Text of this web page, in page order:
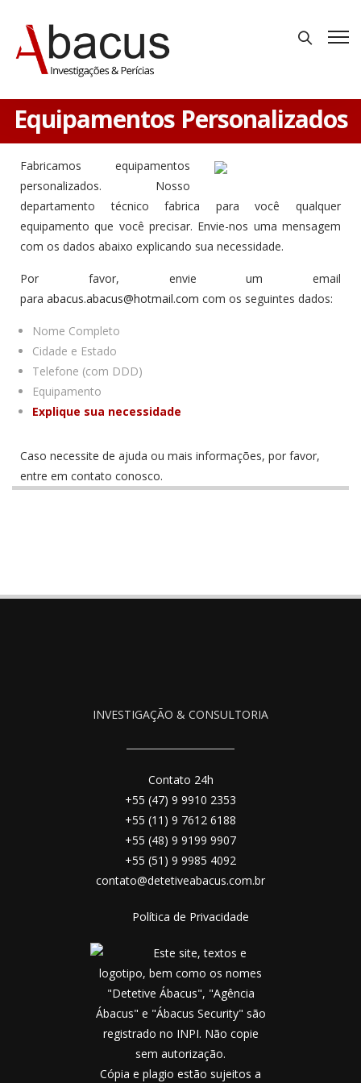
Equipamentos Personalizados
Fabricamos equipamentos
personalizados. Nosso
departamento técnico fabrica para você qualquer
equipamento que você precisar. Envie-nos uma mensagem
com os dados abaixo explicando sua necessidade.
Por favor, envie um email
para abacus.abacus@hotmail.com com os seguintes dados:
Nome Completo
Cidade e Estado
Telefone (com DDD)
Equipamento
Explique sua necessidade
Caso necessite de ajuda ou mais informações, por favor,
entre em contato conosco.
INVESTIGAÇÃO & CONSULTORIA
Contato 24h
+55 (47) 9 9910 2353
+55 (11) 9 7612 6188
+55 (48) 9 9199 9907
+55 (51) 9 9985 4092
contato@detetiveabacus.com.br
Política de Privacidade
Este site, textos e
logotipo, bem como os nomes
"Detetive Ábacus", "Agência
Ábacus" e "Ábacus Security" são
registrado no INPI. Não copie
sem autorização.
Cópia e plagio estão sujeitos a